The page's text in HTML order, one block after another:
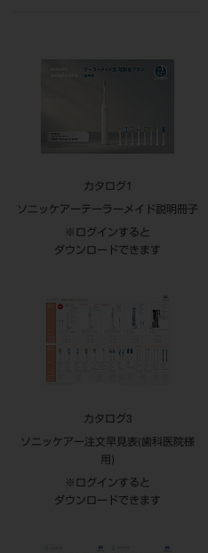
カタログ1
ソニッケアーテーラーメイド説明冊子
※ログインすると
ダウンロードできます
カタログ3
ソニッケアー注文早見表(歯科医院様
用)
※ログインすると
ダウンロードできます